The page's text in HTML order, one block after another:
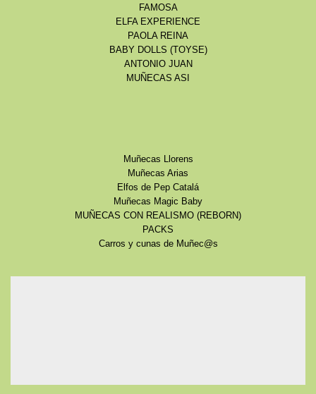
FAMOSA
ELFA EXPERIENCE
PAOLA REINA
BABY DOLLS (TOYSE)
ANTONIO JUAN
MUÑECAS ASI
Muñecas Llorens
Muñecas Arias
Elfos de Pep Catalá
Muñecas Magic Baby
MUÑECAS CON REALISMO (REBORN)
PACKS
Carros y cunas de Muñec@s